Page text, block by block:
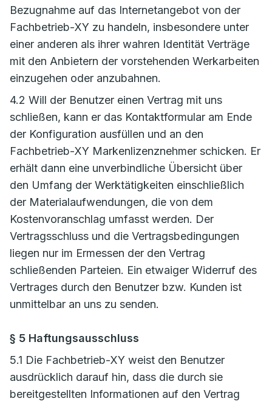
Bezugnahme auf das Internetangebot von der
Fachbetrieb-XY zu handeln, insbesondere unter
einer anderen als ihrer wahren Identität Verträge
mit den Anbietern der vorstehenden Werkarbeiten
einzugehen oder anzubahnen.
4.2 Will der Benutzer einen Vertrag mit uns
schließen, kann er das Kontaktformular am Ende
der Konfiguration ausfüllen und an den
Fachbetrieb-XY Markenlizenznehmer schicken. Er
erhält dann eine unverbindliche Übersicht über
den Umfang der Werktätigkeiten einschließlich
der Materialaufwendungen, die von dem
Kostenvoranschlag umfasst werden. Der
Vertragsschluss und die Vertragsbedingungen
liegen nur im Ermessen der den Vertrag
schließenden Parteien. Ein etwaiger Widerruf des
Vertrages durch den Benutzer bzw. Kunden ist
unmittelbar an uns zu senden.
§ 5 Haftungsausschluss
5.1 Die Fachbetrieb-XY weist den Benutzer
ausdrücklich darauf hin, dass die durch sie
bereitgestellten Informationen auf den Vertrag